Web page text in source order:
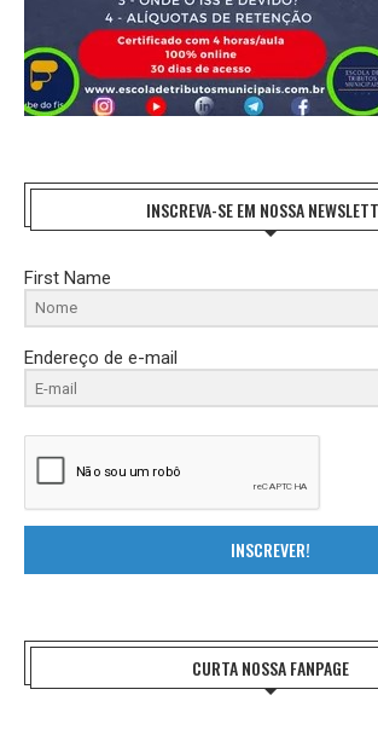
INSCREVA-SE EM NOSSA
First Name
Endereço de e-mail
INSCREVER!
CURTA NOSSA FANPAGE